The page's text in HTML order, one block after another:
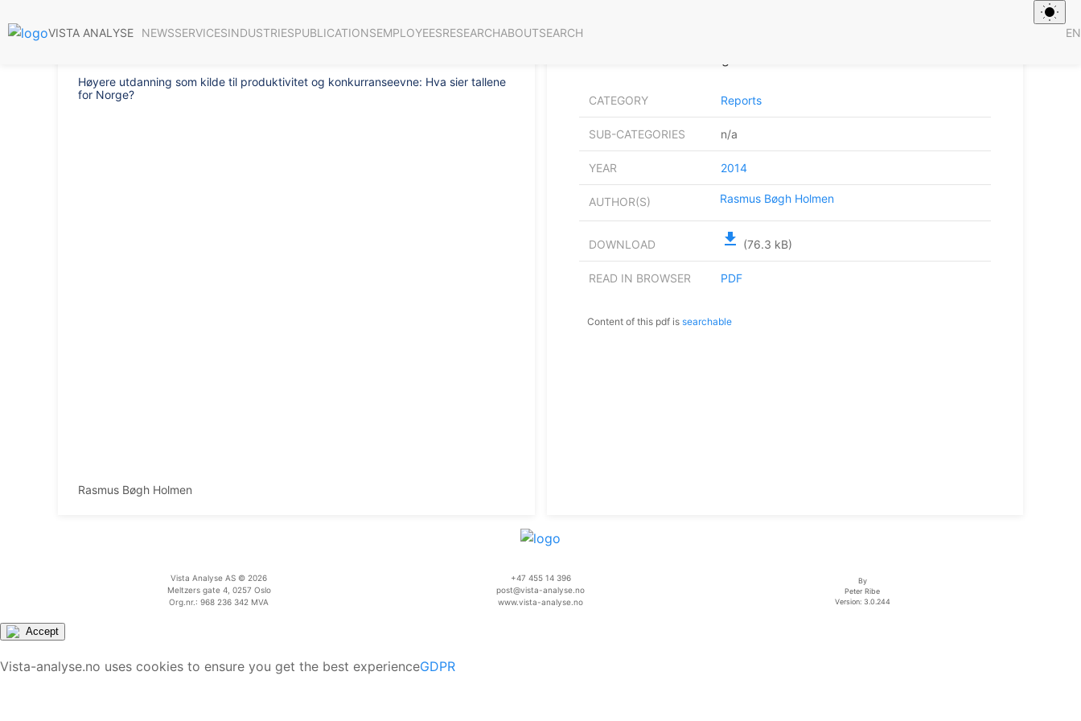
VISTA ANALYSE NEWSSERVICESINDUSTRIESPUBLICATIONSEMPLOYEESRESEARCHABOUTSEARCH EN
Høyere utdanning som kilde til produktivitet og konkurranseevne: Hva sier tallene
for Norge?
Rasmus Bøgh Holmen
Høyere utdanning som kilde til produktivitet og konkurranseevne:
CATEGORY Reports
SUB-CATEGORIES n/a
YEAR 2014
AUTHOR(S) Rasmus Bøgh Holmen
DOWNLOAD file_download (76.3 kB)
READ IN BROWSER PDF
Content of this pdf is searchable
Vista Analyse AS © 2026
Meltzers gate 4, 0257 Oslo
Org.nr.: 968 236 342 MVA
+47 455 14 396
post@vista-analyse.no
www.vista-analyse.no
By
Peter Ribe
Version: 3.0.244
Accept
Vista-analyse.no uses cookies to ensure you get the best experienceGDPR